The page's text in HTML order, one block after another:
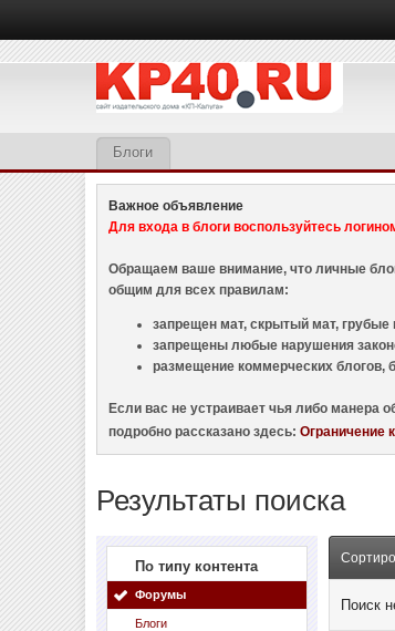
Блоги
Важное объявление
Для входа в блоги воспользуйтесь
Обращаем ваше внимание, что личные
общим для всех правилам:
запрещен мат, скрытый мат, грубые
запрещены любые нарушения
размещение коммерческих блогов,
Если вас не устраивает чья либо манера
подробно рассказано здесь:Ограничение
Результаты поиска
По типу контента
Форумы
Блоги
Поиск